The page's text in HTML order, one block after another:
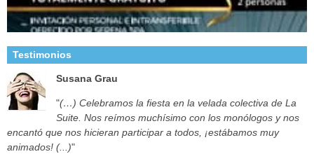
Testimonios
Susana Grau
"(…) Celebramos la fiesta en la velada colectiva de La
Suite. Nos reímos muchísimo con los monólogos y nos
encantó que nos hicieran participar a todos, ¡estábamos muy
animados! (...)"